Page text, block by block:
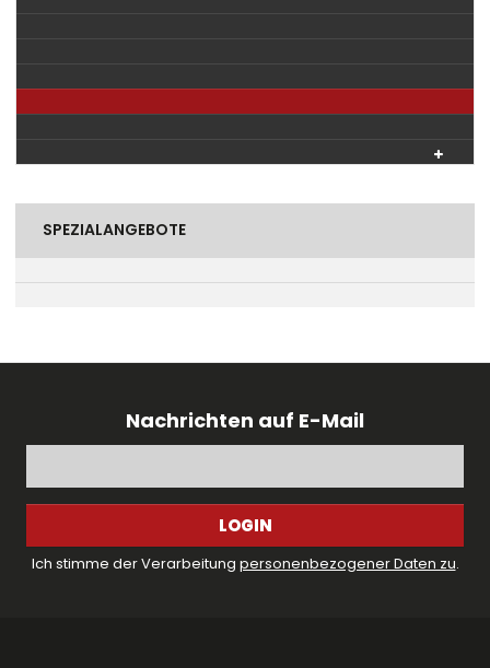
SPEZIALANGEBOTE
Nachrichten auf E-Mail
LOGIN
Ich stimme der Verarbeitung personenbezogener Daten zu.